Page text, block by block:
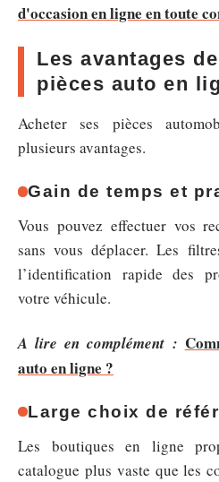
d'occasion en ligne en toute
Les avantages
pièces auto en
Acheter ses pièces
plusieurs avantages.
Gain de temps et
Vous pouvez effectuer vos
sans vous déplacer. Les
l’identification rapide des
votre véhicule.
A lire en complément :
auto en ligne ?
Large choix de
Les boutiques en ligne
catalogue plus vaste que les